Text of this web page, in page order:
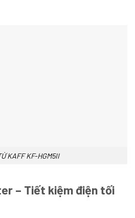
KAFF KF-HGM5II
– Tiết kiệm điện tối